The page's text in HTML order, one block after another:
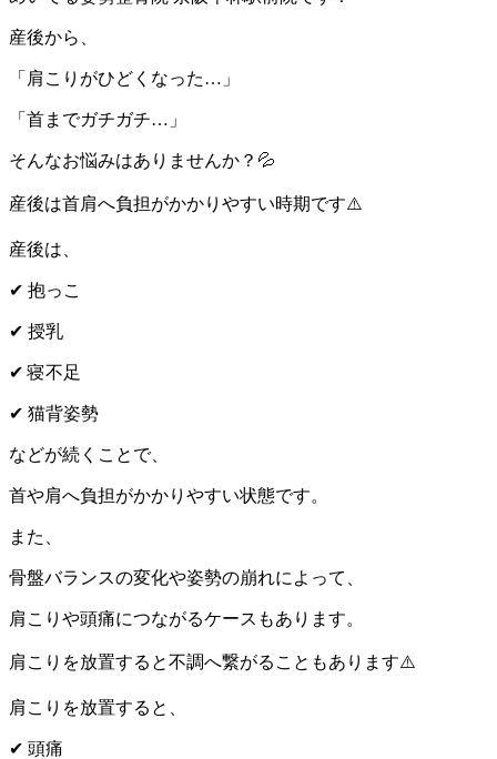
産後から、
「肩こりがひどくなった…」
「首までガチガチ…」
そんなお悩みはありませんか？ 💦
産後は首肩へ負担がかかりやすい時期です⚠️
産後は、
✔ 抱っこ
✔ 授乳
✔ 寝不足
✔ 猫背姿勢
などが続くことで、
首や肩へ負担がかかりやすい状態です。
また、
骨盤バランスの変化や姿勢の崩れによって、
肩こりや頭痛につながるケースもあります。
肩こりを放置すると不調へ繋がることもあります⚠️
肩こりを放置すると、
✔ 頭痛